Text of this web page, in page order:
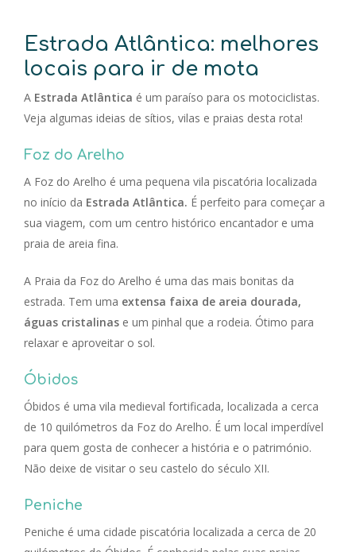
Estrada Atlântica: melhores
locais para ir de mota
A Estrada Atlântica é um paraíso para os motociclistas.
Veja algumas ideias de sítios, vilas e praias desta rota!
Foz do Arelho
A Foz do Arelho é uma pequena vila piscatória localizada
no início da Estrada Atlântica. É perfeito para começar a
sua viagem, com um centro histórico encantador e uma
praia de areia fina.
A Praia da Foz do Arelho é uma das mais bonitas da
estrada. Tem uma extensa faixa de areia dourada,
águas cristalinas e um pinhal que a rodeia. Ótimo para
relaxar e aproveitar o sol.
Óbidos
Óbidos é uma vila medieval fortificada, localizada a cerca
de 10 quilómetros da Foz do Arelho. É um local imperdível
para quem gosta de conhecer a história e o património.
Não deixe de visitar o seu castelo do século XII.
Peniche
Peniche é uma cidade piscatória localizada a cerca de 20